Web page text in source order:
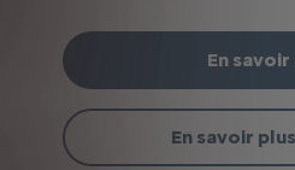
En
En savoir